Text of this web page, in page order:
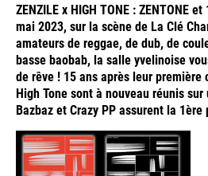
ZENZILE x HIGH TONE : ZENTONE
mai 2023, sur la scène de La Clé
amateurs de reggae, de dub, de
basse baobab, la salle yvelinoise
de rêve ! 15 ans après leur
High Tone sont à nouveau réunis
Bazbaz et Crazy PP assurent la 1ère